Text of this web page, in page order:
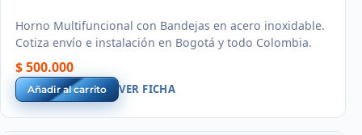
Horno Multifuncional con Bandejas en acero inoxidable.
Cotiza envío e instalación en Bogotá y todo Colombia.
$ 500.000
Añadir al carrito VER FICHA